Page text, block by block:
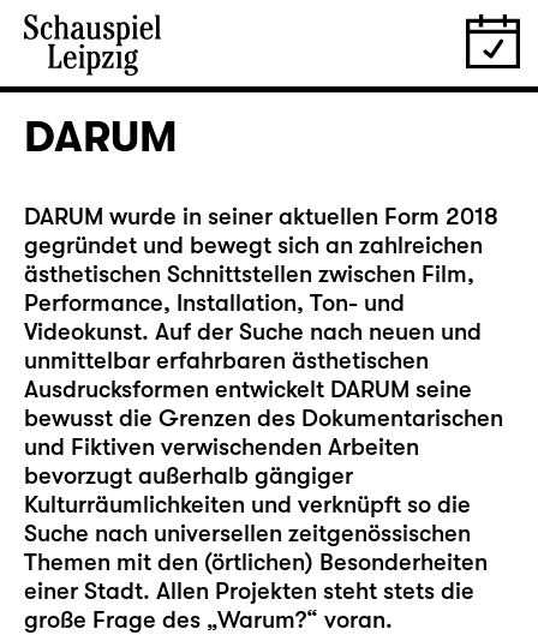
DARUM
DARUM wurde in seiner aktuellen Form 2018
gegründet und bewegt sich an zahlreichen
ästhetischen Schnittstellen zwischen Film,
Performance, Installation, Ton- und
Videokunst. Auf der Suche nach neuen und
unmittelbar erfahrbaren ästhetischen
Ausdrucksformen entwickelt DARUM seine
bewusst die Grenzen des Dokumentarischen
und Fiktiven verwischenden Arbeiten
bevorzugt außerhalb gängiger
Kulturräumlichkeiten und verknüpft so die
Suche nach universellen zeitgenössischen
Themen mit den (örtlichen) Besonderheiten
einer Stadt. Allen Projekten steht stets die
große Frage des „Warum?“ voran.